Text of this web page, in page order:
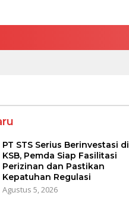
PT STS Serius Berinvestasi di
KSB, Pemda Siap Fasilitasi
Perizinan dan Pastikan
Kepatuhan Regulasi
Agustus 5, 2026